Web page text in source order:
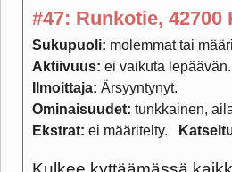
#47: Runkotie, 42700
Sukupuoli: molemmat tai
Aktiivuus: ei vaikuta lepäävän
Ilmoittaja: Ärsyyntynyt
Ominaisuudet: tunkkainen,
Ekstrat: ei määritelty